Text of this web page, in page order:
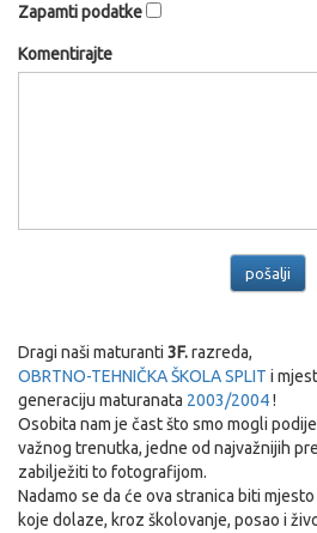
Zapamti podatke
Komentirajte
Dragi naši maturanti 3F.razreda,
OBRTNO-TEHNIČKA ŠKOLA SPLIT i
generaciju maturanata 2003/2004!
Osobita nam je čast što smo mogli
važnog trenutka, jedne od najvažnijih
zabilježiti to fotografijom.
Nadamo se da će ova stranica biti
koje dolaze, kroz školovanje, posao i